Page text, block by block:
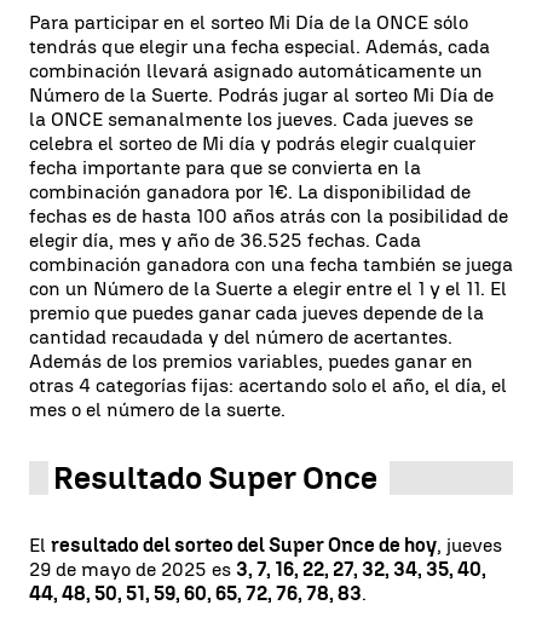
Para participar en el sorteo Mi Día de la ONCE sólo
tendrás que elegir una fecha especial. Además, cada
combinación llevará asignado automáticamente un
Número de la Suerte. Podrás jugar al sorteo Mi Día de
la ONCE semanalmente los jueves. Cada jueves se
celebra el sorteo de Mi día y podrás elegir cualquier
fecha importante para que se convierta en la
combinación ganadora por 1€. La disponibilidad de
fechas es de hasta 100 años atrás con la posibilidad de
elegir día, mes y año de 36.525 fechas. Cada
combinación ganadora con una fecha también se juega
con un Número de la Suerte a elegir entre el 1 y el 11. El
premio que puedes ganar cada jueves depende de la
cantidad recaudada y del número de acertantes.
Además de los premios variables, puedes ganar en
otras 4 categorías fijas: acertando solo el año, el día, el
mes o el número de la suerte.
Resultado Super Once
El resultado del sorteo del Super Once de hoy, jueves
29 de mayo de 2025 es 3, 7, 16, 22, 27, 32, 34, 35, 40,
44, 48, 50, 51, 59, 60, 65, 72, 76, 78, 83.